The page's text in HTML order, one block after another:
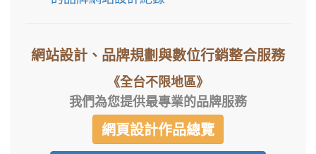
網站設計、品牌規劃與數位行銷整合服務
《全台不限地區》
我們為您提供最專業的品牌服務
網頁設計作品總覽